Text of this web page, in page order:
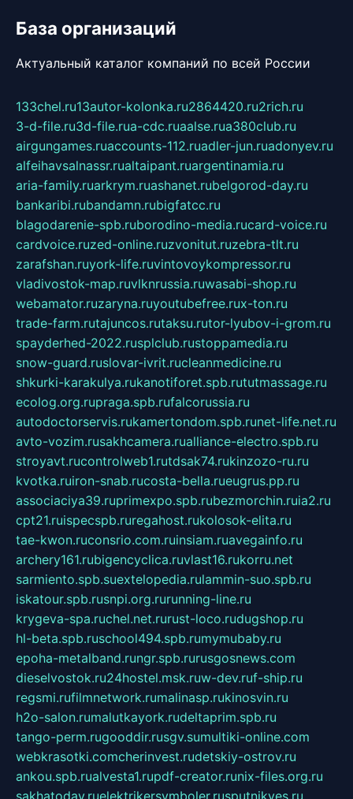
База организаций
Актуальный каталог компаний по всей России
133chel.ru13autor-kolonka.ru2864420.ru2rich.ru
3-d-file.ru3d-file.rua-cdc.ruaalse.rua380club.ru
airgungames.ruaccounts-112.ruadler-jun.ruadonyev.ru
alfeihavsalnassr.rualtaipant.ruargentinamia.ru
aria-family.ruarkrym.ruashanet.rubelgorod-day.ru
bankaribi.rubandamn.rubigfatcc.ru
blagodarenie-spb.ruborodino-media.rucard-voice.ru
cardvoice.ruzed-online.ruzvonitut.ruzebra-tlt.ru
zarafshan.ruyork-life.ruvintovoykompressor.ru
vladivostok-map.ruvlknrussia.ruwasabi-shop.ru
webamator.ruzaryna.ruyoutubefree.rux-ton.ru
trade-farm.rutajuncos.rutaksu.rutor-lyubov-i-grom.ru
spayderhed-2022.rusplclub.rustoppamedia.ru
snow-guard.ruslovar-ivrit.rucleanmedicine.ru
shkurki-karakulya.rukanotiforet.spb.rututmassage.ru
ecolog.org.rupraga.spb.rufalcorussia.ru
autodoctorservis.rukamertondom.spb.runet-life.net.ru
avto-vozim.rusakhcamera.rualliance-electro.spb.ru
stroyavt.rucontrolweb1.rutdsak74.rukinzozo-ru.ru
kvotka.ruiron-snab.rucosta-bella.rueugrus.pp.ru
associaciya39.ruprimexpo.spb.rubezmorchin.ruia2.ru
cpt21.ruispecspb.ruregahost.rukolosok-elita.ru
tae-kwon.ruconsrio.com.ruinsiam.ruavegainfo.ru
archery161.rubigencyclica.ruvlast16.rukorru.net
sarmiento.spb.suextelopedia.rulammin-suo.spb.ru
iskatour.spb.rusnpi.org.rurunning-line.ru
krygeva-spa.ruchel.net.rurust-loco.rudugshop.ru
hl-beta.spb.ruschool494.spb.rumymubaby.ru
epoha-metalband.rungr.spb.rurusgosnews.com
dieselvostok.ru24hostel.msk.ruw-dev.ruf-ship.ru
regsmi.rufilmnetwork.rumalinasp.rukinosvin.ru
h2o-salon.rumalutkayork.rudeltaprim.spb.ru
tango-perm.rugooddir.rusgv.sumultiki-online.com
webkrasotki.comcherinvest.rudetskiy-ostrov.ru
ankou.spb.rualvesta1.rupdf-creator.runix-files.org.ru
sakhatoday.ruelektrikersymboler.rusputnikyes.ru